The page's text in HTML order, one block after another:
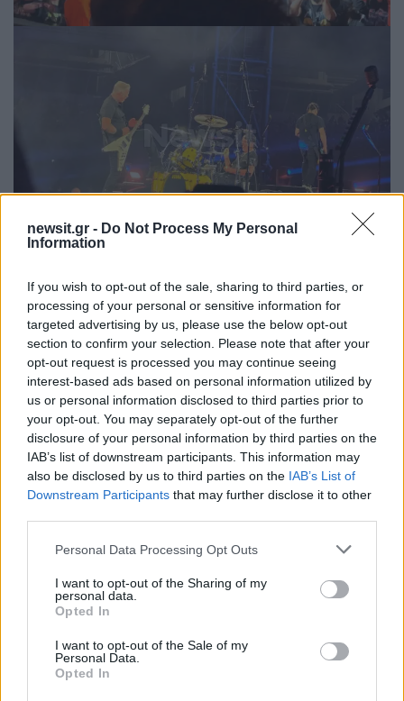
newsit.gr - Do Not Process My Personal
Information
If you wish to opt-out of the sale, sharing to third parties, or
processing of your personal or sensitive information for
targeted advertising by us, please use the below opt-out
section to confirm your selection. Please note that after your
opt-out request is processed you may continue seeing
interest-based ads based on personal information utilized by
us or personal information disclosed to third parties prior to
your opt-out. You may separately opt-out of the further
disclosure of your personal information by third parties on the
IAB’s list of downstream participants. This information may
also be disclosed by us to third parties on the IAB’s List of
Downstream Participants that may further disclose it to other
Please note that this website/app uses one or more Google
not limited to your visit or usage behaviour. You may click to
grant or deny consent to Google and its third-party tags to
use your data for below specified purposes in below Google
consent section.
Personal Data Processing Opt Outs
I want to opt-out of the Sharing of my
personal data.
Opted In
I want to opt-out of the Sale of my
Personal Data.
Opted In
Λίγο πριν τις 9 το βράδυ του Σαββάτου
09.05.2026, οι Metallica βγήκαν στη σκηνή του
ΟΑΚΑ και συγκλόνισαν το κοινό της Αθήνας που
ζούσε στον παλμό, από πολύ νωρίτερα.
Ο κόσμος ακόμη καιλίγο πριν βγουν οι
Metallica στη σκηνήσυνέχιζε να φτάνει κατά
εκατοντάδες στο ΟΑΚΑ, για την
πολυαναμενόμενη συναυλία.
Ο παλμός, ήταν απίστευτος με τη μοναδική
οπαδούς αλλά και όλη την περιοχή με την Αθήνα
να σείεται από τους ήχους του συγκροτήματος.